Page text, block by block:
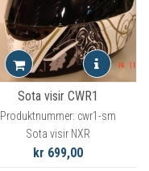
Sota visir CWR1
Produktnummer: cwr1-sm
Sota visir NXR
kr 699,00